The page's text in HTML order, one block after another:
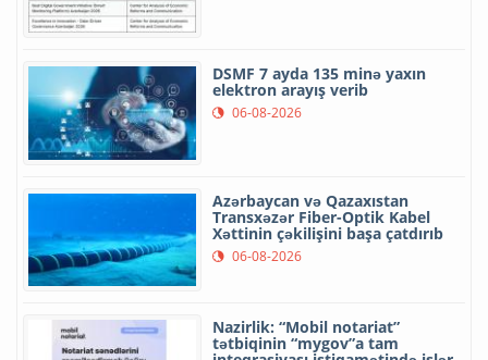
DSMF 7 ayda 135 minə yaxın
elektron arayış verib
06-08-2026
Azərbaycan və Qazaxıstan
Transxəzər Fiber-Optik Kabel
Xəttinin çəkilişini başa çatdırıb
06-08-2026
Nazirlik: “Mobil notariat”
tətbiqinin “mygov”a tam